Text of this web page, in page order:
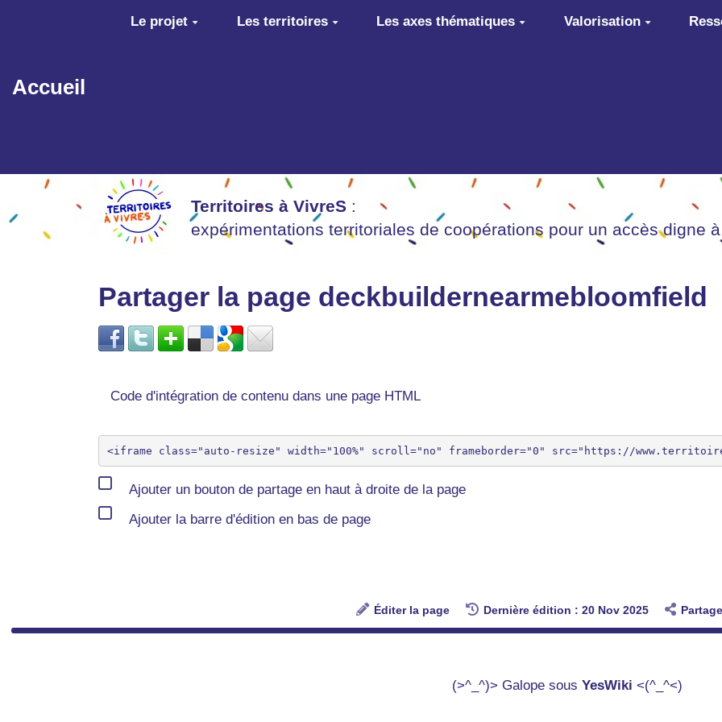
Aller au contenu principal
Accueil
Le projet Les territoires Les axes thématiques Valorisation
Territoires à VivreS :
expérimentations territoriales de coopérations pour un accès digne
Partager la page deckbuildernearmebloomfield
Code d'intégration de contenu dans une page HTML
Ajouter un bouton de partage en haut à droite de la page
Ajouter la barre d'édition en bas de page
Éditer la page Dernière édition : 20 Nov 2025
(>^_^)> Galope sous YesWiki <(^_^<)